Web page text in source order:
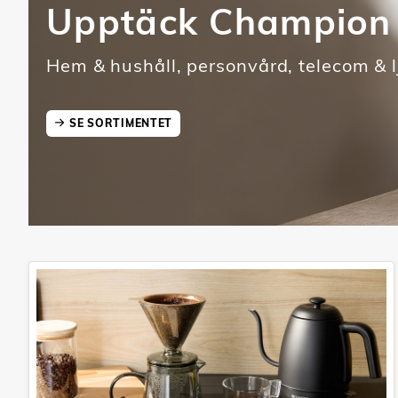
Upptäck Champion
Hem & hushåll, personvård, telecom &
SE SORTIMENTET